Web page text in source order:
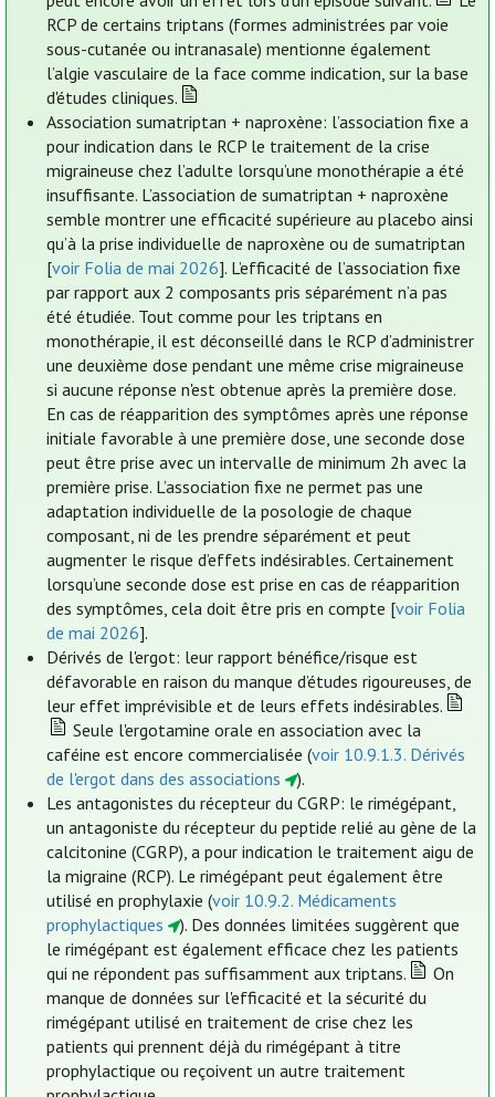
RCP de certains triptans (formes administrées par voie
sous-cutanée ou intranasale) mentionne également
l’algie vasculaire de la face comme indication, sur la base
d'études cliniques.
Association sumatriptan + naproxène: l’association fixe a
pour indication dans le RCP le traitement de la crise
migraineuse chez l’adulte lorsqu’une monothérapie a été
insuffisante. L’association de sumatriptan + naproxène
semble montrer une efficacité supérieure au placebo ainsi
qu’à la prise individuelle de naproxène ou de sumatriptan
[voir Folia de mai 2026]. L’efficacité de l’association fixe
par rapport aux 2 composants pris séparément n’a pas
été étudiée. Tout comme pour les triptans en
monothérapie, il est déconseillé dans le RCP d’administrer
une deuxième dose pendant une même crise migraineuse
si aucune réponse n'est obtenue après la première dose.
En cas de réapparition des symptômes après une réponse
initiale favorable à une première dose, une seconde dose
peut être prise avec un intervalle de minimum 2h avec la
première prise. L’association fixe ne permet pas une
adaptation individuelle de la posologie de chaque
composant, ni de les prendre séparément et peut
augmenter le risque d’effets indésirables. Certainement
lorsqu’une seconde dose est prise en cas de réapparition
des symptômes, cela doit être pris en compte [voir Folia
de mai 2026].
Dérivés de l'ergot: leur rapport bénéfice/risque est
défavorable en raison du manque d’études rigoureuses, de
leur effet imprévisible et de leurs effets indésirables.
Seule l'ergotamine orale en association avec la
caféine est encore commercialisée (voir 10.9.1.3. Dérivés
de l'ergot dans des associations
).
Les antagonistes du récepteur du CGRP: le rimégépant,
un antagoniste du récepteur du peptide relié au gène de la
calcitonine (CGRP), a pour indication le traitement aigu de
la migraine (RCP). Le rimégépant peut également être
utilisé en prophylaxie (voir 10.9.2. Médicaments
prophylactiques
). Des données limitées suggèrent que
le rimégépant est également efficace chez les patients
qui ne répondent pas suffisamment aux triptans.
On
manque de données sur l'efficacité et la sécurité du
rimégépant utilisé en traitement de crise chez les
patients qui prennent déjà du rimégépant à titre
prophylactique ou reçoivent un autre traitement